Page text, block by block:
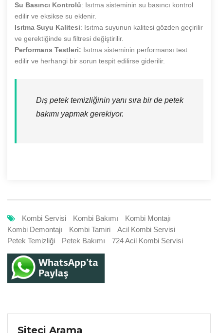
Su Basıncı Kontrolü: Isıtma sisteminin su basıncı kontrol
edilir ve eksikse su eklenir.
Isıtma Suyu Kalitesi: Isıtma suyunun kalitesi gözden geçirilir
ve gerektiğinde su filtresi değiştirilir.
Performans Testleri: Isıtma sisteminin performansı test
edilir ve herhangi bir sorun tespit edilirse giderilir.
Dış petek temizliğinin yanı sıra bir de petek
bakımı yapmak gerekiyor.
Kombi Servisi Kombi Bakımı
Kombi Montajı
Kombi Demontajı
Kombi Tamiri
Acil Kombi Servisi
Petek Temizliği
Petek Bakımı 724 Acil Kombi Servisi
Siteçi Arama